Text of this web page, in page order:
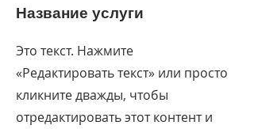
Название услуги
Это текст. Нажмите
«Редактировать текст» или просто
кликните дважды, чтобы
отредактировать этот контент и